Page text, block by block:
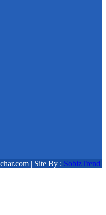
| Site By : SobizTrend